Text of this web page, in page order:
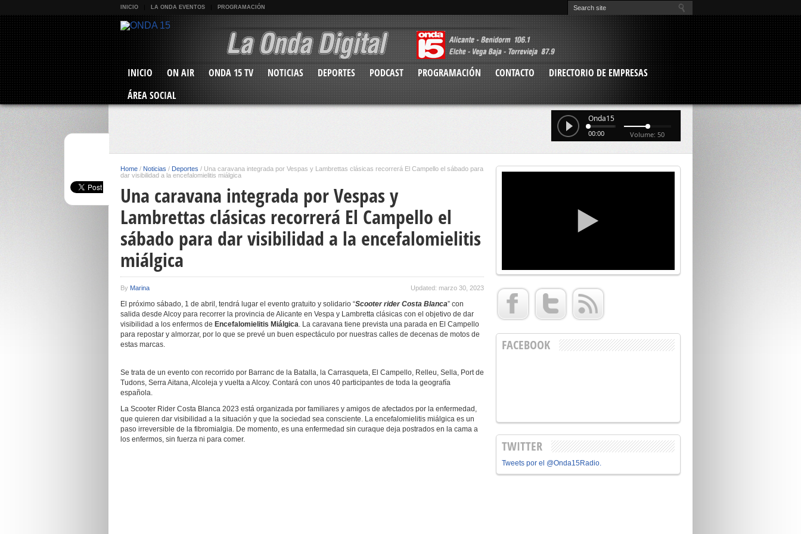
INICIO LA ONDA EVENTOS PROGRAMACIÓN
INICIO ON AIR ONDA 15 TV NOTICIAS DEPORTES PODCAST PROGRAMACIÓN CONTACTO
DIRECTORIO DE EMPRESAS
ÁREA SOCIAL
Onda15
00:00 Volume: 50
Home / Noticias / Deportes / Una caravana integrada por Vespas y Lambrettas clásicas recorrerá El Campello el sábado para
dar visibilidad a la encefalomielitis miálgica
Una caravana integrada por Vespas y
Lambrettas clásicas recorrerá El Campello el
sábado para dar visibilidad a la encefalomielitis
miálgica
By Marina Updated: marzo 30, 2023
El próximo sábado, 1 de abril, tendrá lugar el evento gratuito y solidario “Scooter rider Costa Blanca” con
salida desde Alcoy para recorrer la provincia de Alicante en Vespa y Lambretta clásicas con el objetivo de dar
visibilidad a los enfermos de Encefalomielitis Miálgica. La caravana tiene prevista una parada en El Campello
para repostar y almorzar, por lo que se prevé un buen espectáculo por nuestras calles de decenas de motos de
estas marcas.
Se trata de un evento con recorrido por Barranc de la Batalla, la Carrasqueta, El Campello, Relleu, Sella, Port de
Tudons, Serra Aitana, Alcoleja y vuelta a Alcoy. Contará con unos 40 participantes de toda la geografía
española.
La Scooter Rider Costa Blanca 2023 está organizada por familiares y amigos de afectados por la enfermedad,
que quieren dar visibilidad a la situación y que la sociedad sea consciente. La encefalomielitis miálgica es un
paso irreversible de la fibromialgia. De momento, es una enfermedad sin curaque deja postrados en la cama a
los enfermos, sin fuerza ni para comer.
FACEBOOK
TWITTER
Tweets por el @Onda15Radio.